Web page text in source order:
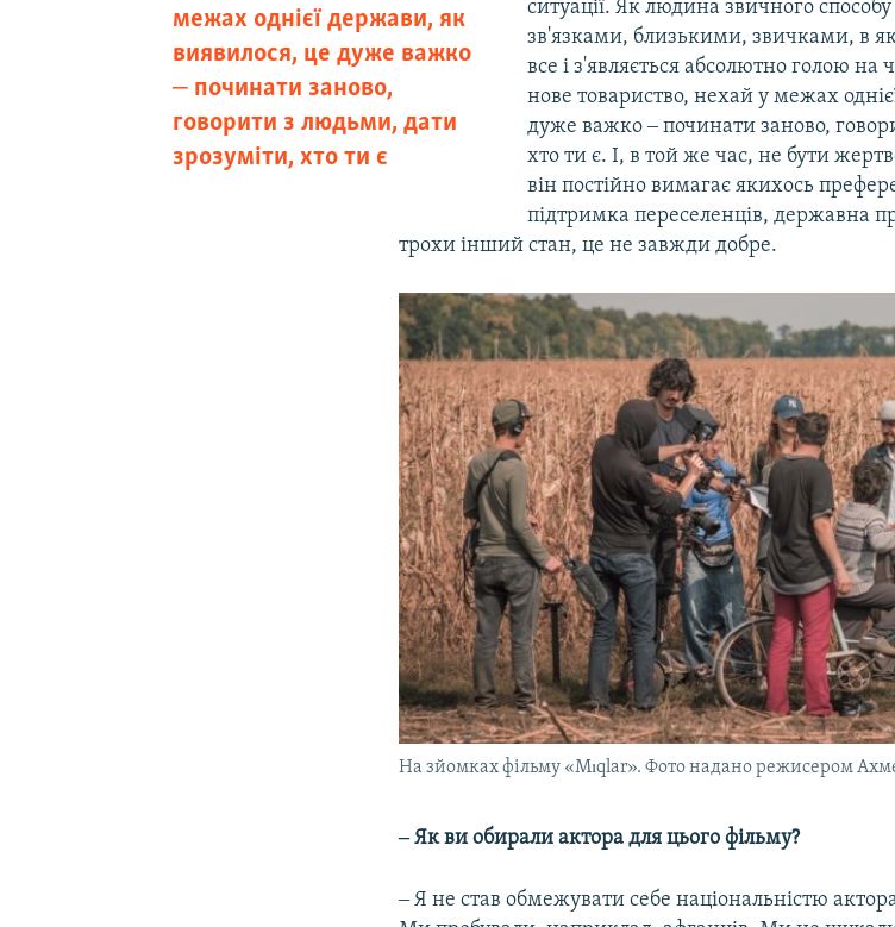
межах однієї держави, як
виявилося, це дуже важко
‒ починати заново,
говорити з людьми, дати
зрозуміти, хто ти є
ситуації. Як людина звичного
зв'язками, близькими, звичками, в
все і з'являється абсолютно голою на
нове товариство, нехай у межах
дуже важко ‒ починати заново,
хто ти є. І, в той же час, не бути
він постійно вимагає якихось
підтримка переселенців, державна
трохи інший стан, це не завжди добре.
На зйомках фільму «Mıqlar». Фото надано режисером
‒ Як ви обирали актора для цього фільму?
‒ Я не став обмежувати себе національністю